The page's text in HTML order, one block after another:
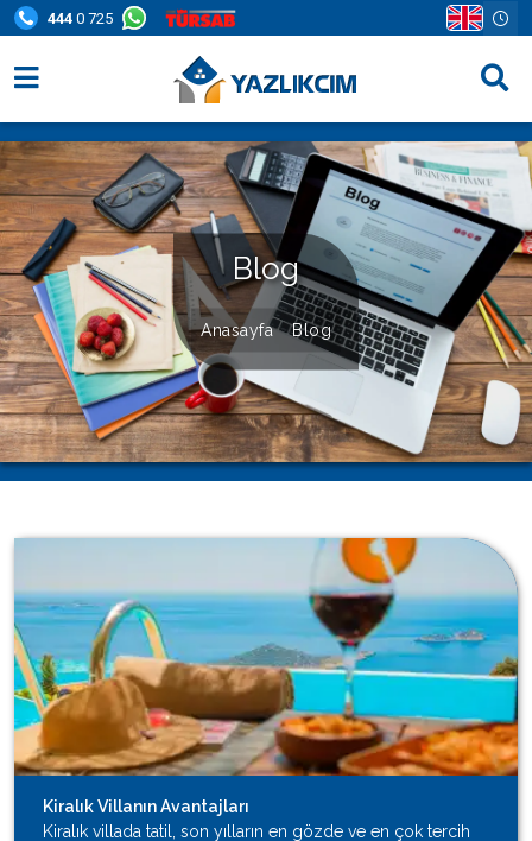
444 0 725
Villa Seçenekleri
Bölgeler
Fırsatlar
Bilgi Sayfaları
Blog
İletişim
Blog
Anasayfa Blog
Kiralık Villanın Avantajları
Kiralık villada tatil, son yılların en gözde ve en çok tercih